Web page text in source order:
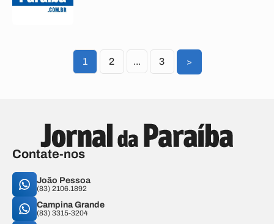
1 2 ... 3 >
Contate-nos
João Pessoa
(83) 2106.1892
Campina Grande
(83) 3315-3204